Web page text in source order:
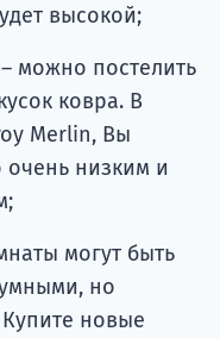
высокой;
можно постелить
ковра. В
Merlin, Вы
очень низким и
могут быть
но
новые